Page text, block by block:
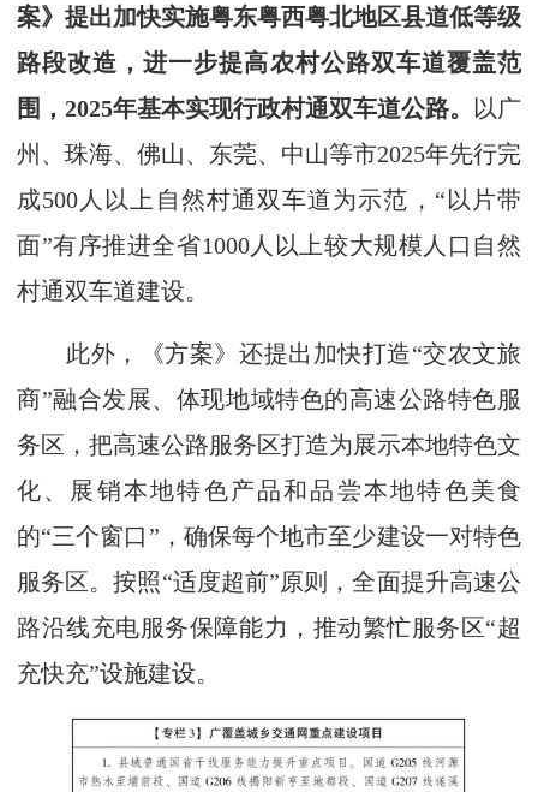
案》提出加快实施粤东粤西粤北地区县道低等级
路段改造，进一步提高农村公路双车道覆盖范
围，2025年基本实现行政村通双车道公路。 以广
州、珠海、佛山、东莞、中山等市2025年先行完
成500人以上自然村通双车道为示范，“以片带
面”有序推进全省1000人以上较大规模人口自然
村通双车道建设。
此外，《方案》还提出加快打造“交农文旅
商”融合发展、体现地域特色的高速公路特色服
务区，把高速公路服务区打造为展示本地特色文
化、展销本地特色产品和品尝本地特色美食
的“三个窗口”，确保每个地市至少建设一对特色
服务区。按照“适度超前”原则，全面提升高速公
路沿线充电服务保障能力，推动繁忙服务区“超
充快充”设施建设。